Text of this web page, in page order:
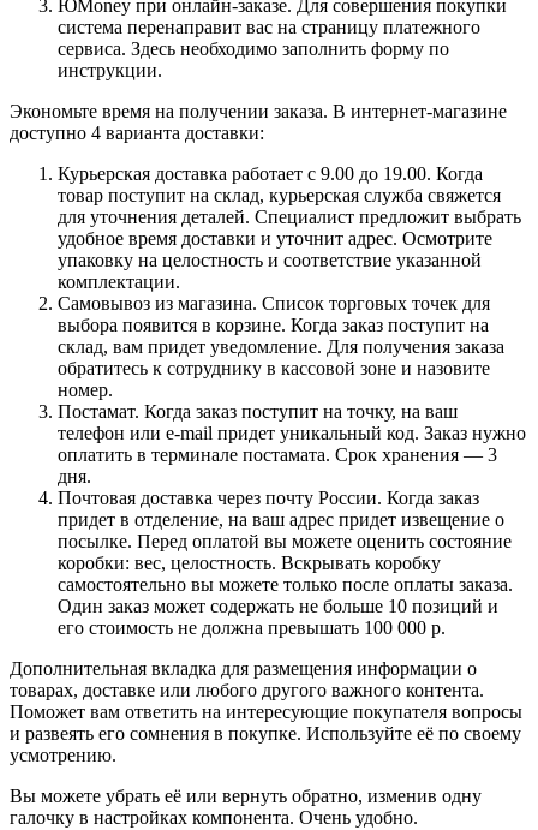
ЮMoney при онлайн-заказе. Для совершения покупки
система перенаправит вас на страницу платежного
сервиса. Здесь необходимо заполнить форму по
инструкции.
Экономьте время на получении заказа. В интернет-магазине
доступно 4 варианта доставки:
Курьерская доставка работает с 9.00 до 19.00. Когда
товар поступит на склад, курьерская служба свяжется
для уточнения деталей. Специалист предложит выбрать
удобное время доставки и уточнит адрес. Осмотрите
упаковку на целостность и соответствие указанной
комплектации.
Самовывоз из магазина. Список торговых точек для
выбора появится в корзине. Когда заказ поступит на
склад, вам придет уведомление. Для получения заказа
обратитесь к сотруднику в кассовой зоне и назовите
номер.
Постамат. Когда заказ поступит на точку, на ваш
телефон или e-mail придет уникальный код. Заказ нужно
оплатить в терминале постамата. Срок хранения — 3
дня.
Почтовая доставка через почту России. Когда заказ
придет в отделение, на ваш адрес придет извещение о
посылке. Перед оплатой вы можете оценить состояние
коробки: вес, целостность. Вскрывать коробку
самостоятельно вы можете только после оплаты заказа.
Один заказ может содержать не больше 10 позиций и
его стоимость не должна превышать 100 000 р.
Дополнительная вкладка для размещения информации о
товарах, доставке или любого другого важного контента.
Поможет вам ответить на интересующие покупателя вопросы
и развеять его сомнения в покупке. Используйте её по своему
усмотрению.
Вы можете убрать её или вернуть обратно, изменив одну
галочку в настройках компонента. Очень удобно.